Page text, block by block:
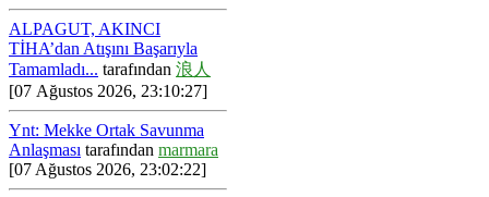
ALPAGUT, AKINCI
TİHA’dan Atışını Başarıyla
Tamamladı... tarafından 浪人
[07 Ağustos 2026, 23:10:27]
Ynt: Mekke Ortak Savunma
Anlaşması tarafından marmara
[07 Ağustos 2026, 23:02:22]